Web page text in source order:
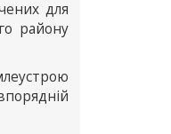
для
району